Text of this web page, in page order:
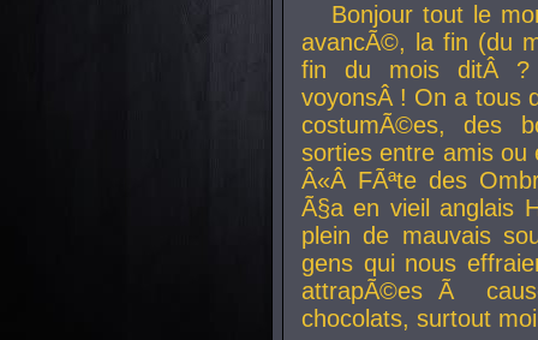
Bonjour tout le
avancÃ©, la fin (du
fin du mois ditÂ ?
voyonsÂ ! On a tous
costumÃ©es, des
sorties entre amis
Â«Â FÃªte des
Ã§a en vieil anglais
plein de mauvais
gens qui nous
attrapÃ©es Ã
chocolats, surtout